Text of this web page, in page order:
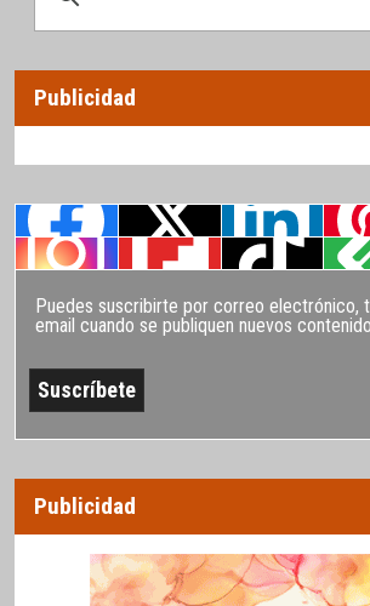
Publicidad
Puedes suscribirte por correo electrónico,
email cuando se publiquen nuevos
Publicidad